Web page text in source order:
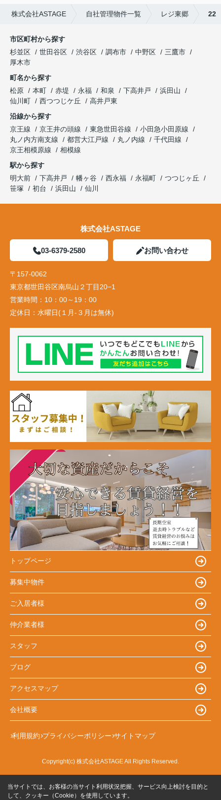
株式会社ASTAGE 自社管理物件一覧 レジ東郷 22
市区町村から探す
杉並区
世田谷区 渋谷区 調布市 中野区
三鷹市
厚木市
町名から探す
松原
本町 赤堤 永福 和泉 下高井戸
浜田山
仙川町
西つつじケ丘
高井戸東
沿線から探す
京王線
京王井の頭線 東急世田谷線
小田急小田原線
丸ノ内方南支線
都営大江戸線 丸ノ内線
千代田線
京王相模原線
相模線
駅から探す
明大前
下高井戸 幡ヶ谷 西永福 永福町
つつじヶ丘
笹塚
初台 浜田山 仙川
株式会社ASTAGE
03-6379-2580 お問い合わせ
〒157-0062
東京都世田谷区南烏山２丁目20−1
営業時間： 10：00～19：00
定休日： 水曜日(１月-３月は無休)
トップページ
募集中物件
ご入居者様
仲介業者様
スタッフ
ブログ
アクセスマップ
会社概要
利用規約 プライバシーポリシー サイトマップ
Copyright(c) 株式会社ASTAGE All Rights Reserved.
当サイトでは、お客様の当サイト利用状況把握、サービス向上検討を目的と
して、クッキー（Cookie）を使用しています。